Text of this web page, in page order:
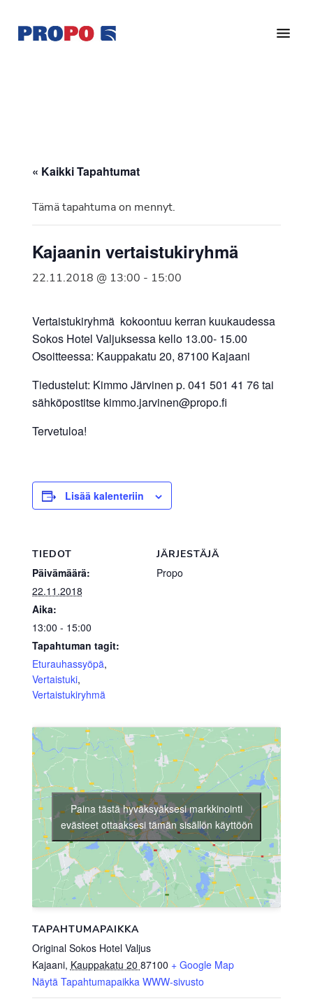
pääsisältöön
alatunnisteeseen
Ry
vuonna
Suomen
« Kaikki Tapahtumat
Tämä tapahtuma on mennyt.
Kajaanin vertaistukiryhmä
22.11.2018 @ 13:00 - 15:00
Vertaistukiryhmä kokoontuu kerran kuukaudessa
Sokos Hotel Valjuksessa kello 13.00- 15.00
Osoitteessa: Kauppakatu 20, 87100 Kajaani
Tiedustelut: Kimmo Järvinen p. 041 501 41 76 tai
sähköpostitse kimmo.jarvinen@propo.fi
Tervetuloa!
Lisää kalenteriin
TIEDOT
Päivämäärä:
22.11.2018
Aika:
13:00 - 15:00
Tapahtuman tagit:
Eturauhassyöpä,
Vertaistuki,
Vertaistukiryhmä
JÄRJESTÄJÄ
Propo
TAPAHTUMAPAIKKA
Original Sokos Hotel Valjus
Kajaani, Kauppakatu 20 87100 + Google Map
Näytä Tapahtumapaikka WWW-sivusto
Paina tästä hyväksyäksesi markkinointi
evästeet ottaaksesi tämän sisällön käyttöön